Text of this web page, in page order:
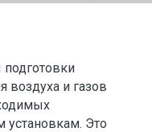
воздуха и газов
Это